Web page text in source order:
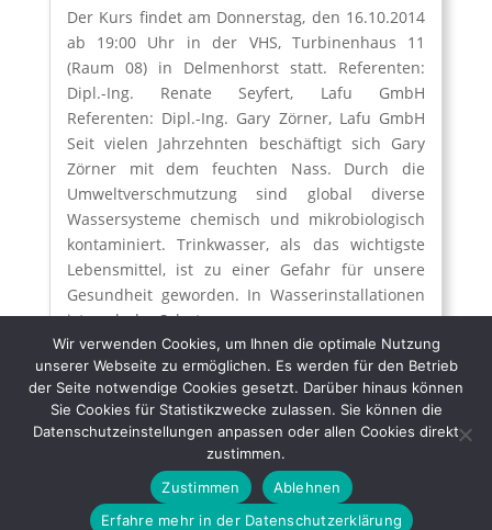
Der Kurs findet am Donnerstag, den 16.10.2014
ab 19:00 Uhr in der VHS, Turbinenhaus 11
(Raum 08) in Delmenhorst statt. Referenten:
Dipl.-Ing. Renate Seyfert, Lafu GmbH
Referenten: Dipl.-Ing. Gary Zörner, Lafu GmbH
Seit vielen Jahrzehnten beschäftigt sich Gary
Zörner mit dem feuchten Nass. Durch die
Umweltverschmutzung sind global diverse
Wassersysteme chemisch und mikrobiologisch
kontaminiert. Trinkwasser, als das wichtigste
Lebensmittel, ist zu einer Gefahr für unsere
Gesundheit geworden. In Wasserinstallationen
ist auch der Schutz ...
weiter
ältere Einträge
neuere Einträge
Impressum
+49 (0)4221 1 44
52
Datenschutz Newsletter
Wir verwenden Cookies, um Ihnen die optimale Nutzung
unserer Webseite zu ermöglichen. Es werden für den Betrieb
der Seite notwendige Cookies gesetzt. Darüber hinaus können
Sie Cookies für Statistikzwecke zulassen. Sie können die
Datenschutzeinstellungen anpassen oder allen Cookies direkt
zustimmen.
Zustimmen
Ablehnen
Erfahre mehr in der Datenschutzerklärung